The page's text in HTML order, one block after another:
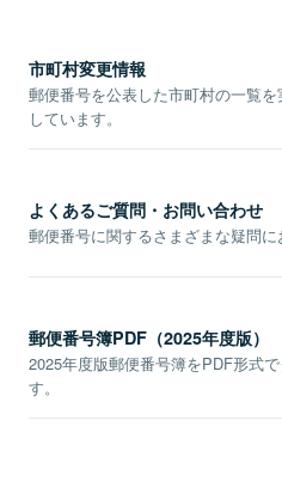
市町村変更情報
郵便番号を公表した市町村の一覧
しています。
よくあるご質問・お問い合わせ
郵便番号に関するさまざまな疑問に
郵便番号簿PDF（2025年度版）
2025年度版郵便番号簿をPDF形式
す。